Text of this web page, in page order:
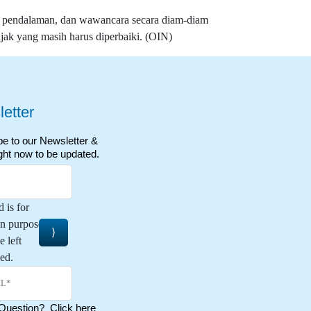
dan wawancara secara diam-diam
yang masih harus diperbaiki. (OIN)
to our Newsletter &
now to be updated.
is for
purposes and
left
Click here